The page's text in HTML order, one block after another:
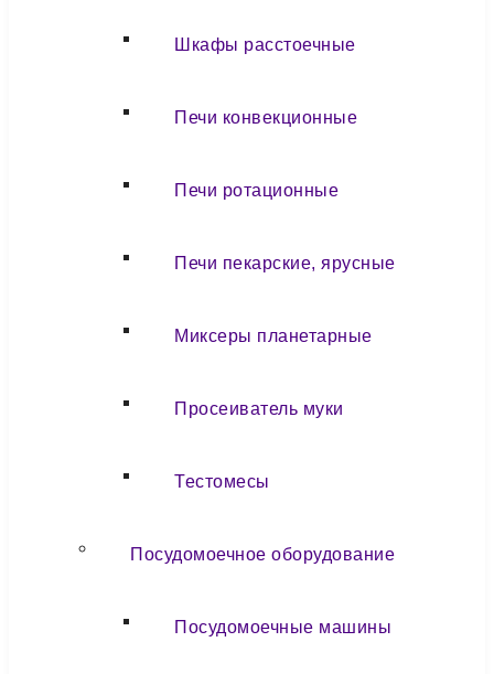
Шкафы расстоечные
Печи конвекционные
Печи ротационные
Печи пекарские, ярусные
Миксеры планетарные
Просеиватель муки
Тестомесы
Посудомоечное оборудование
Посудомоечные машины